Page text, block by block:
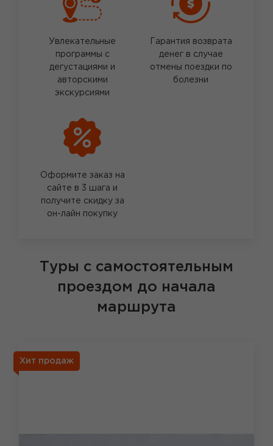
Увлекательные
программы с
дегустациями и
авторскими
экскурсиями
Гарантия возврата
денег в случае
отмены поездки по
болезни
Оформите заказ на
сайте в 3 шага и
получите скидку за
он-лайн покупку
Туры с самостоятельным
проездом до начала
маршрута
Хит продаж